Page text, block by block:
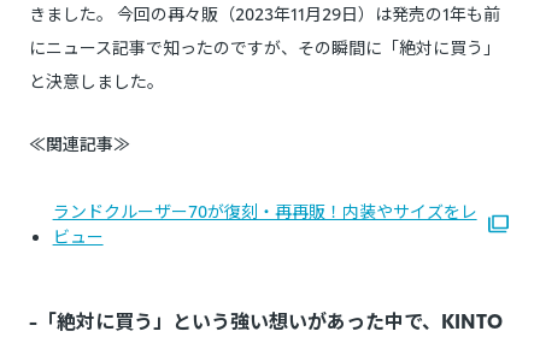
きました。 今回の再々販（2023年11月29日）は発売の1年も前
にニュース記事で知ったのですが、その瞬間に「絶対に買う」
と決意しました。
≪関連記事≫
ランドクルーザー70が復刻・再再販！内装やサイズをレ
ビュー
-「絶対に買う」という強い想いがあった中で、KINTO